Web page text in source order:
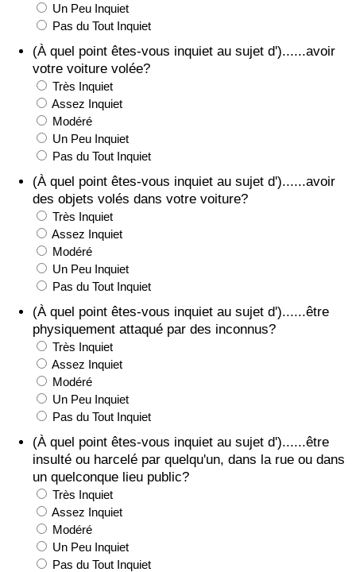
Un Peu Inquiet
Pas du Tout Inquiet
(À quel point êtes-vous inquiet au sujet d')......avoir
votre voiture volée?
Très Inquiet
Assez Inquiet
Modéré
Un Peu Inquiet
Pas du Tout Inquiet
(À quel point êtes-vous inquiet au sujet d')......avoir
des objets volés dans votre voiture?
Très Inquiet
Assez Inquiet
Modéré
Un Peu Inquiet
Pas du Tout Inquiet
(À quel point êtes-vous inquiet au sujet d')......être
physiquement attaqué par des inconnus?
Très Inquiet
Assez Inquiet
Modéré
Un Peu Inquiet
Pas du Tout Inquiet
(À quel point êtes-vous inquiet au sujet d')......être
insulté ou harcelé par quelqu'un, dans la rue ou dans
un quelconque lieu public?
Très Inquiet
Assez Inquiet
Modéré
Un Peu Inquiet
Pas du Tout Inquiet